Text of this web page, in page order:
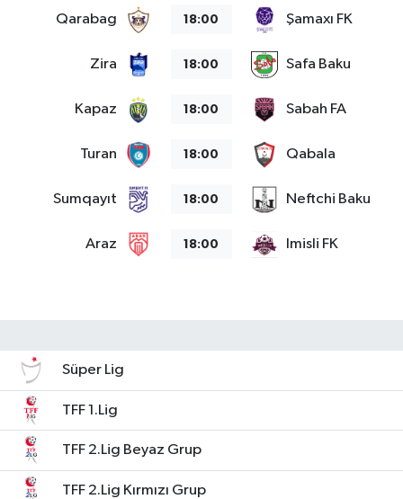
Qarabag 18:00 Şamaxı FK
Zira 18:00 Safa Baku
Kapaz 18:00 Sabah FA
Turan 18:00 Qabala
Sumqayıt 18:00 Neftchi Baku
Araz 18:00 Imisli FK
Süper Lig
TFF 1.Lig
TFF 2.Lig Beyaz Grup
TFF 2.Lig Kırmızı Grup